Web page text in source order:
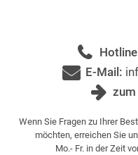
E-Mail:
Wenn Sie Fragen zu Ihrer
möchten, erreichen Sie
Mo.- Fr. in der Zeit